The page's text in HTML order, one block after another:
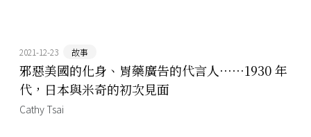
2021-12-23 故事
邪惡美國的化身、胃藥廣告的代言人⋯⋯1930 年
代，日本與米奇的初次見面
Cathy Tsai